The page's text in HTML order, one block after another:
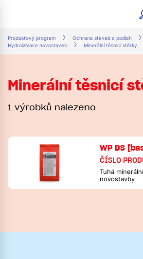
Produktový program Ochrana staveb a podlah
Hydroizolace novostaveb
Minerální těsnicí stěrky
Minerální těsnicí
1 výrobků nalezeno
WP DS
ČÍSLO
Tuhá
novostavby